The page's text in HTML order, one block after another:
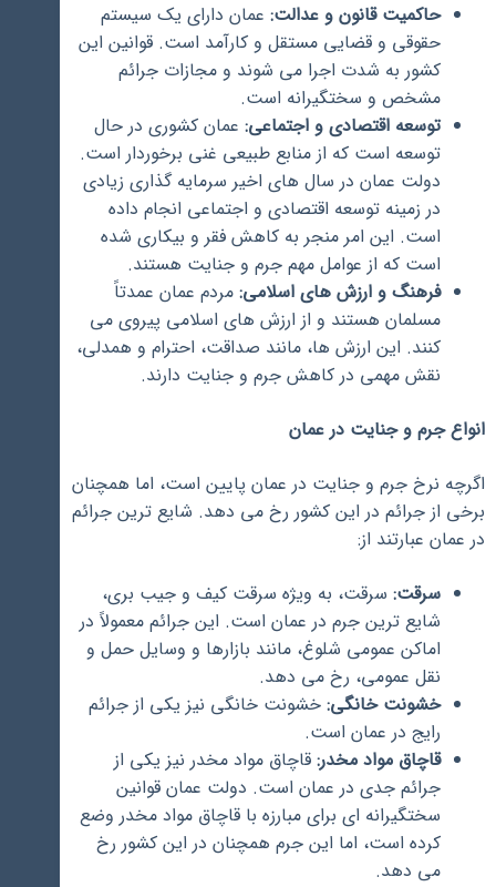
حاکمیت قانون و عدالت: عمان دارای یک سیستم
حقوقی و قضایی مستقل و کارآمد است. قوانین این
کشور به شدت اجرا می شوند و مجازات جرائم
مشخص و سختگیرانه است.
توسعه اقتصادی و اجتماعی: عمان کشوری در حال
توسعه است که از منابع طبیعی غنی برخوردار است.
دولت عمان در سال های اخیر سرمایه گذاری زیادی
در زمینه توسعه اقتصادی و اجتماعی انجام داده
است. این امر منجر به کاهش فقر و بیکاری شده
است که از عوامل مهم جرم و جنایت هستند.
فرهنگ و ارزش های اسلامی: مردم عمان عمدتاً
مسلمان هستند و از ارزش های اسلامی پیروی می
کنند. این ارزش ها، مانند صداقت، احترام و همدلی،
نقش مهمی در کاهش جرم و جنایت دارند.
انواع جرم و جنایت در عمان
اگرچه نرخ جرم و جنایت در عمان پایین است، اما همچنان
برخی از جرائم در این کشور رخ می دهد. شایع ترین جرائم
در عمان عبارتند از:
سرقت: سرقت، به ویژه سرقت کیف و جیب بری،
شایع ترین جرم در عمان است. این جرائم معمولاً در
اماکن عمومی شلوغ، مانند بازارها و وسایل حمل و
نقل عمومی، رخ می دهد.
خشونت خانگی: خشونت خانگی نیز یکی از جرائم
رایج در عمان است.
قاچاق مواد مخدر: قاچاق مواد مخدر نیز یکی از
جرائم جدی در عمان است. دولت عمان قوانین
سختگیرانه ای برای مبارزه با قاچاق مواد مخدر وضع
کرده است، اما این جرم همچنان در این کشور رخ
می دهد.